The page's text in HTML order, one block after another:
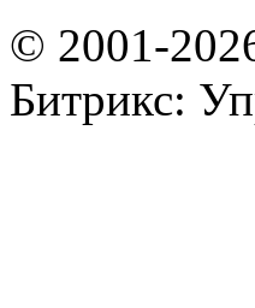
© 2001-
Битрикс: